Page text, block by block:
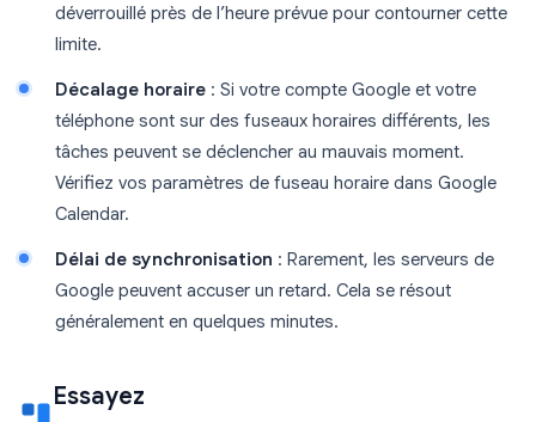
déverrouillé près de l’heure prévue pour contourner cette
limite.
Décalage horaire : Si votre compte Google et votre
téléphone sont sur des fuseaux horaires différents, les
tâches peuvent se déclencher au mauvais moment.
Vérifiez vos paramètres de fuseau horaire dans Google
Calendar.
Délai de synchronisation : Rarement, les serveurs de
Google peuvent accuser un retard. Cela se résout
généralement en quelques minutes.
Essayez